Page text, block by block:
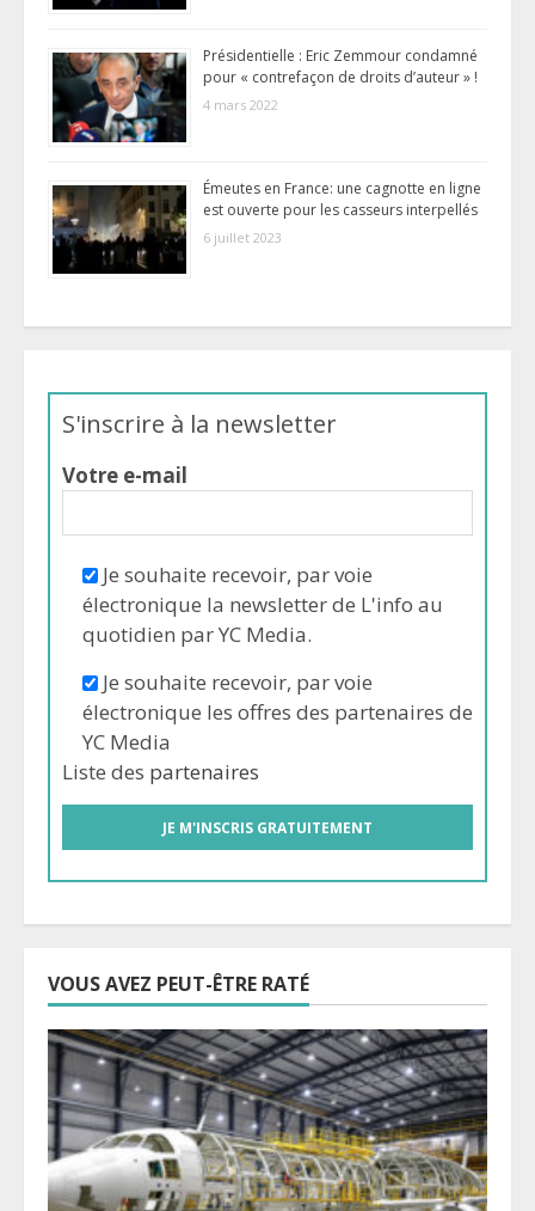
Présidentielle : Eric Zemmour condamné
pour « contrefaçon de droits d’auteur » !
4 mars 2022
Émeutes en France: une cagnotte en ligne
est ouverte pour les casseurs interpellés
6 juillet 2023
S'inscrire à la newsletter
Votre e-mail
Je souhaite recevoir, par voie
électronique la newsletter de L'info au
quotidien par YC Media.
Je souhaite recevoir, par voie
électronique les offres des partenaires de
YC Media
Liste des partenaires
VOUS AVEZ PEUT-ÊTRE RATÉ